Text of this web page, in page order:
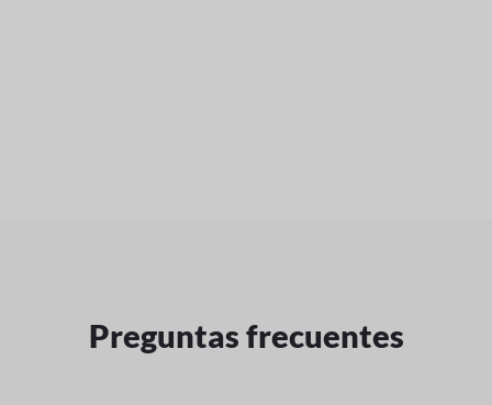
Preguntas frecuentes